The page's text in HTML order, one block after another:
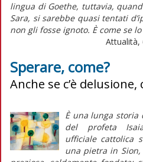
lingua di Goethe, tuttavia,
Sara, si sarebbe quasi tentati
non gli fosse ignoto. È come se lo
Attualità,
Sperare, come?
Anche se c’è delusione,
È una lunga storia
del profeta
ufficiale cattolica
una pietra in